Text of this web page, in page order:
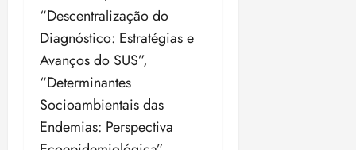
“Descentralização do
Diagnóstico: Estratégias e
Avanços do SUS”,
“Determinantes
Socioambientais das
Endemias: Perspectiva